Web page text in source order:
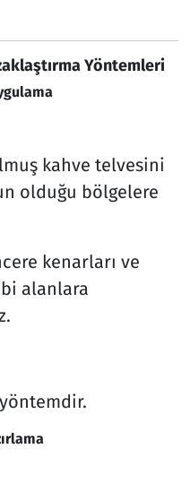
Yöntemleri
kahve telvesini
olduğu bölgelere
kenarları ve
alanlara